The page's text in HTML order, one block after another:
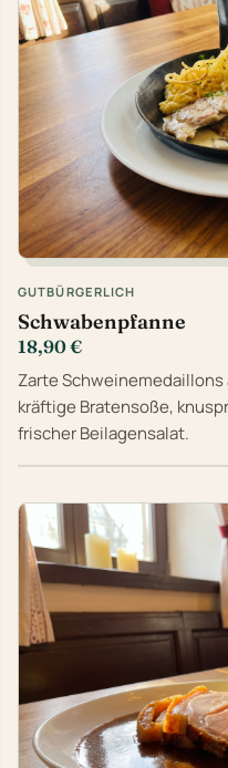
GUTBÜRGERLICH
Schwabenpfanne
18,90 €
Zarte
kräftige Bratensoße,
frischer Beilagensalat.